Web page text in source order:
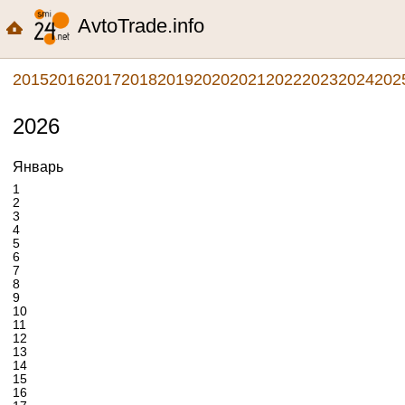
AvtoTrade.info
2015201620172018201920202021202220232024
2026
Январь
1
2
3
4
5
6
7
8
9
10
11
12
13
14
15
16